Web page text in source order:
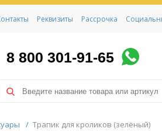
Реквизиты Рассрочка
8 800 301-91-65
/ Трапик для кроликов (зелёный)